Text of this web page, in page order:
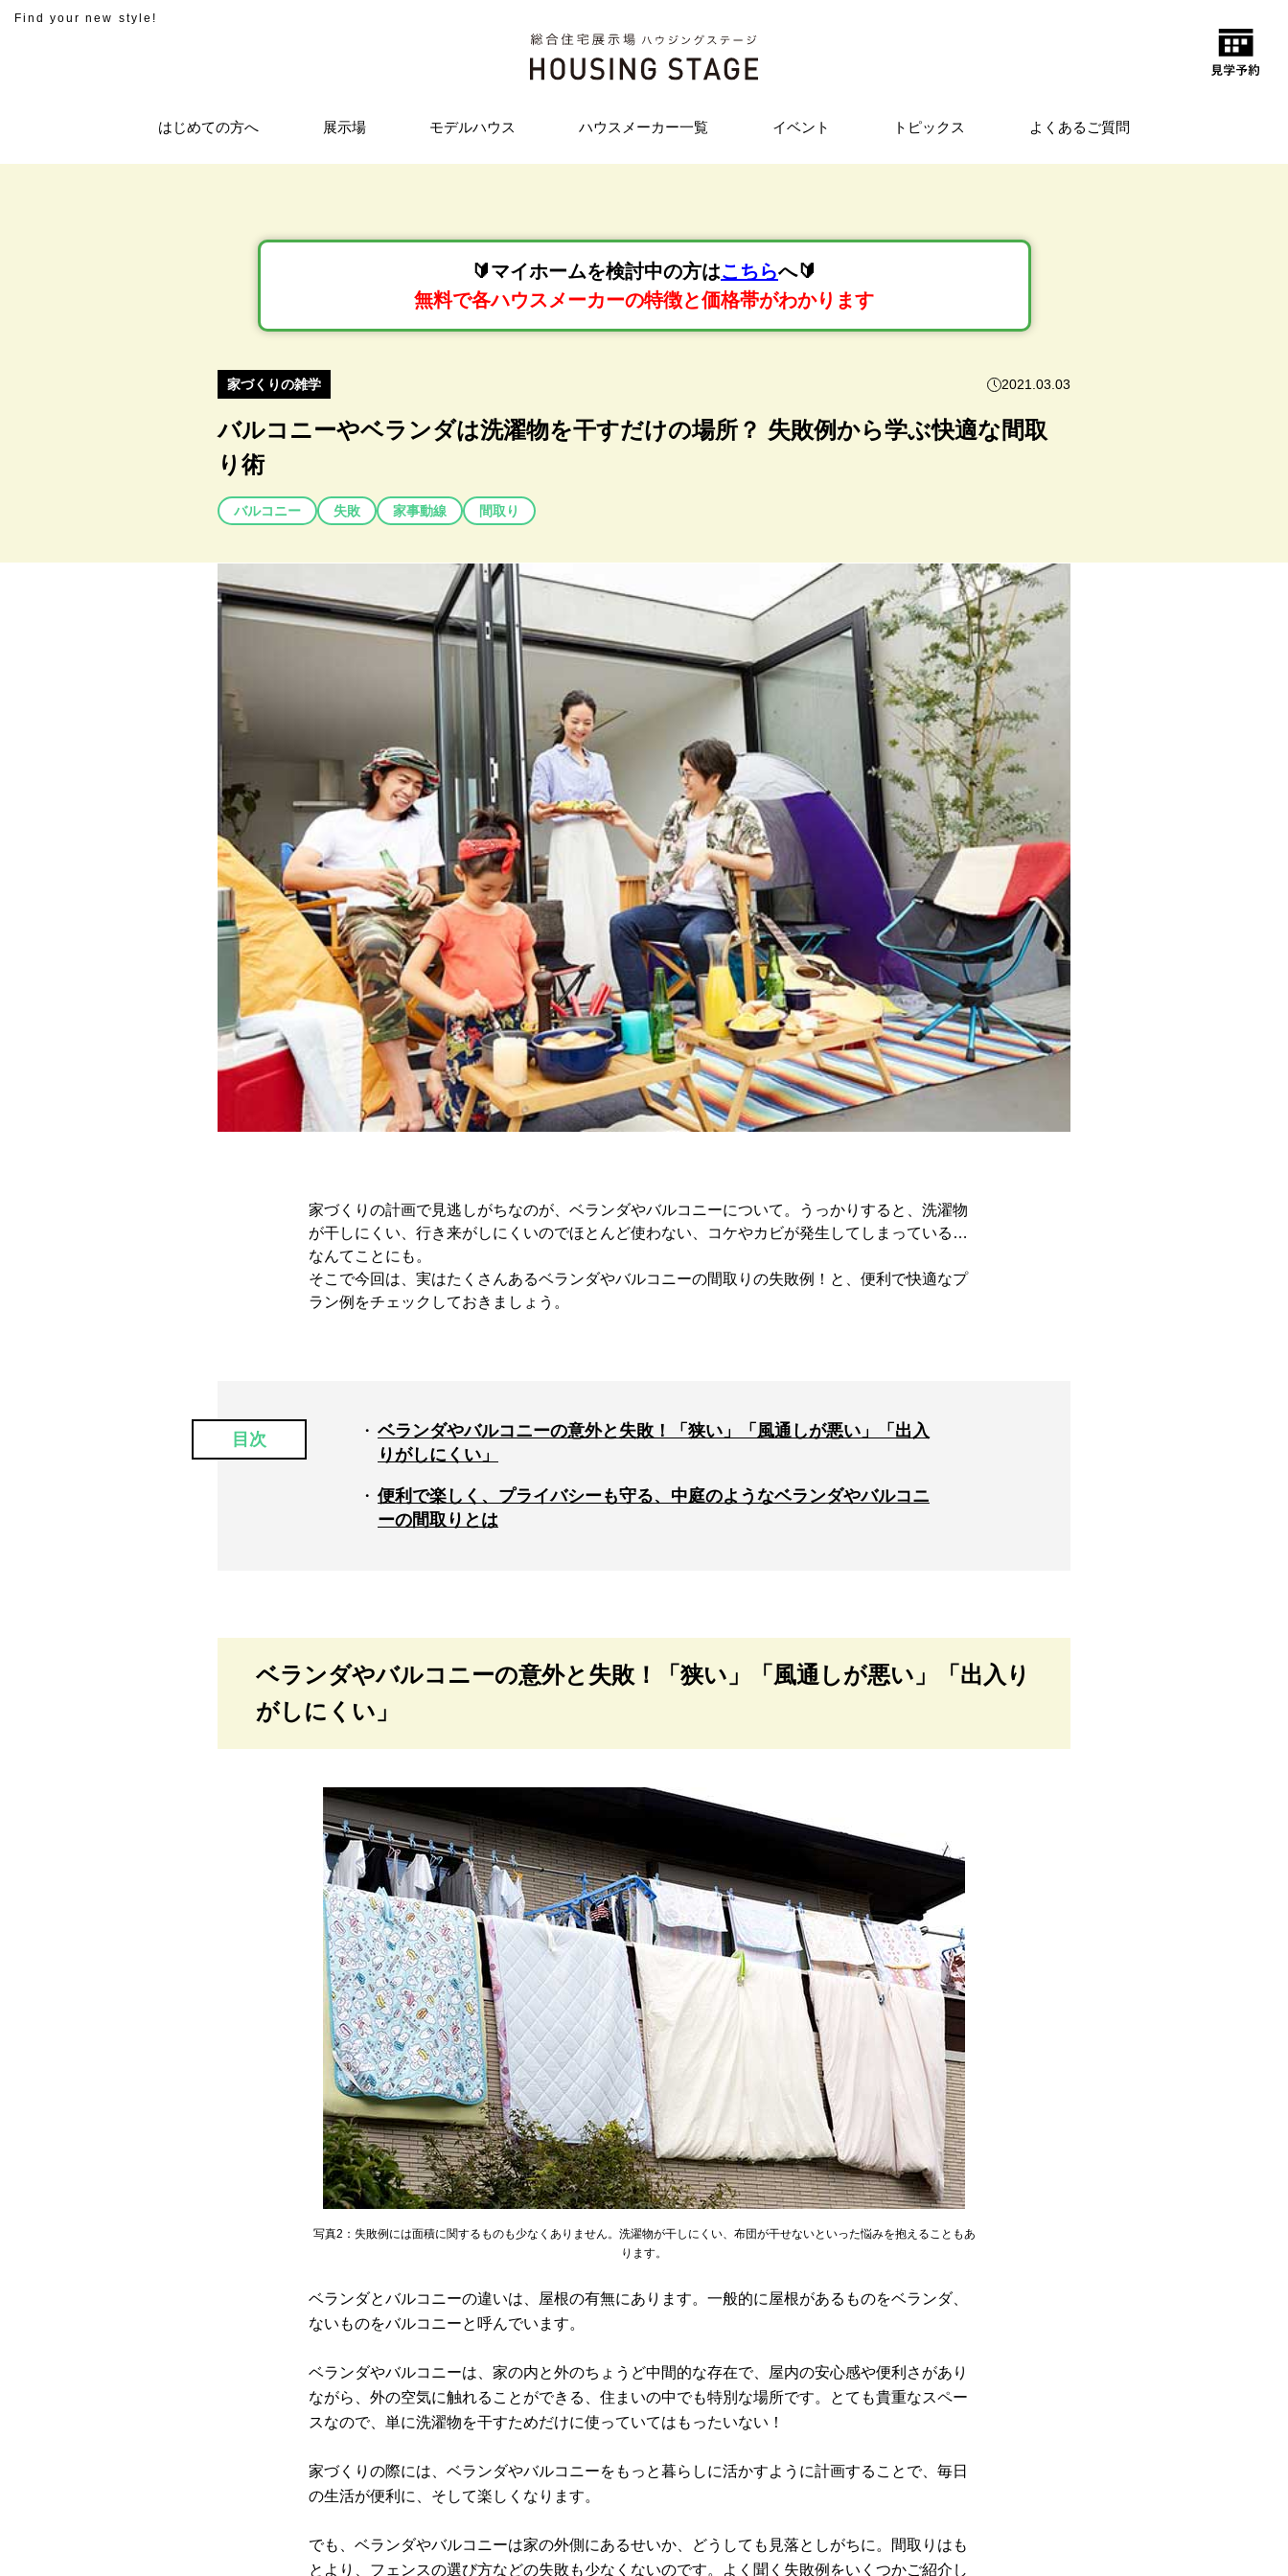
Find your new style!
はじめての方へ 展示場 モデルハウス ハウスメーカー一覧 イベント トピックス よくあるご質問
🔰マイホームを検討中の方はこちらへ🔰
無料で各ハウスメーカーの特徴と価格帯がわかります
家づくりの雑学 2021.03.03
バルコニーやベランダは洗濯物を干すだけの場所？ 失敗例から学ぶ快適な間取
り術
バルコニー 失敗 家事動線 間取り
家づくりの計画で見逃しがちなのが、ベランダやバルコニーについて。うっかりすると、洗濯物
が干しにくい、行き来がしにくいのでほとんど使わない、コケやカビが発生してしまっている…
なんてことにも。
そこで今回は、実はたくさんあるベランダやバルコニーの間取りの失敗例！と、便利で快適なプ
ラン例をチェックしておきましょう。
目次
ベランダやバルコニーの意外と失敗！「狭い」「風通しが悪い」「出入
りがしにくい」
便利で楽しく、プライバシーも守る、中庭のようなベランダやバルコニ
ーの間取りとは
ベランダやバルコニーの意外と失敗！「狭い」「風通しが悪い」「出入り
がしにくい」
写真2：失敗例には面積に関するものも少なくありません。洗濯物が干しにくい、布団が干せないといった悩みを抱えることもあ
ります。
ベランダとバルコニーの違いは、屋根の有無にあります。一般的に屋根があるものをベランダ、
ないものをバルコニーと呼んでいます。
ベランダやバルコニーは、家の内と外のちょうど中間的な存在で、屋内の安心感や便利さがあり
ながら、外の空気に触れることができる、住まいの中でも特別な場所です。とても貴重なスペー
スなので、単に洗濯物を干すためだけに使っていてはもったいない！
家づくりの際には、ベランダやバルコニーをもっと暮らしに活かすように計画することで、毎日
の生活が便利に、そして楽しくなります。
でも、ベランダやバルコニーは家の外側にあるせいか、どうしても見落としがちに。間取りはも
とより、フェンスの選び方などの失敗も少なくないのです。よく聞く失敗例をいくつかご紹介し